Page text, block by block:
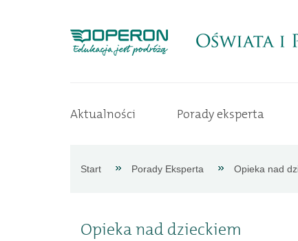
Aktualności
Aktualności Porady eksperta
Start Porady Eksperta Opieka nad
Opieka nad dzieckiem